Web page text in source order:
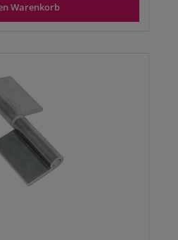
Warenkorb